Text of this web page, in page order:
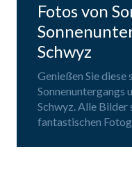
Fotos von
Schwyz
Genießen Sie diese
Sonnenuntergangs
Schwyz. Alle Bilder
fantastischen